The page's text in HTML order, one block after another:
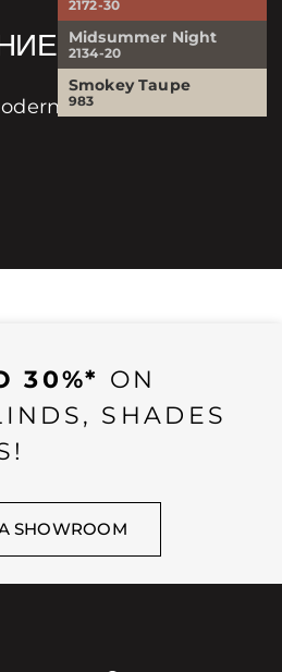
2172-30
Midsummer Night
2134-20
Smokey Taupe
983
30%* ON
SHADES
SHOWROOM